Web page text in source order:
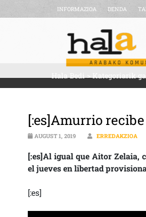
INFORMAZIOA DENDA
Hala Bedi>Kategoriarik
[:es]Amurrio
AUGUST 1, 2019 ERREDAKZIOA
[:es]Al igual que Aitor Zelaia,
el jueves en libertad
[:es]